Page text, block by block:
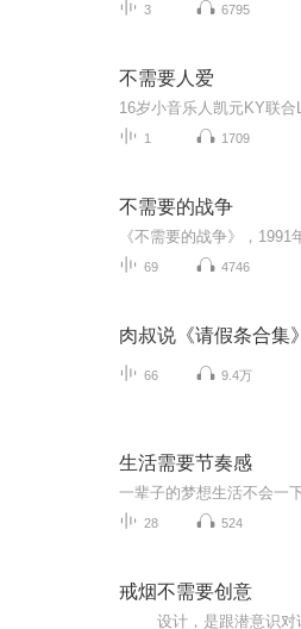
3 6795
不需要人爱
1 1709
不需要的战争
69 4746
肉叔说《请假条合集》
66 9.4万
生活需要节奏感
28 524
戒烟不需要创意